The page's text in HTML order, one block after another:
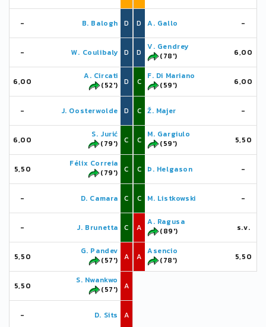
- B. Balogh D
- W. Coulibaly D
6,00
A. Circati
(52')
D
- J. Oosterwolde D
6,00
S. Jurić
(79')
C
5,50
Félix Correia
(79')
C
- D. Camara C
- J. Brunetta C
5,50
G. Pandev
(57')
A
5,50
S. Nwankwo
(57')
A
- D. Sits A
D A. Gallo -
D
V. Gendrey
(78')
6,00
C
F. Di Mariano
(59')
6,00
C Ž. Majer -
C
M. Gargiulo
(59')
5,50
C Þ. Helgason -
C M. Listkowski -
A
A. Ragusa
(89')
s.v.
A
Asencio
(78')
5,50